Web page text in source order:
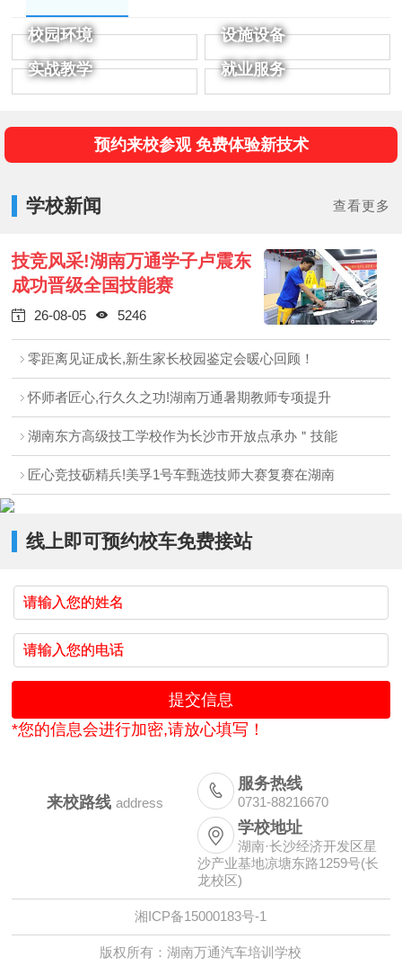
校园环境
设施设备
实战教学
就业服务
预约来校参观 免费体验新技术
学校新闻 查看更多
技竞风采!湖南万通学子卢震东
成功晋级全国技能赛
 26-08-05  5246
零距离见证成长,新生家长校园鉴定会暖心回顾！
怀师者匠心,行久久之功!湖南万通暑期教师专项提升
湖南东方高级技工学校作为长沙市开放点承办＂技能
匠心竞技砺精兵!美孚1号车甄选技师大赛复赛在湖南
线上即可预约校车免费接站
*您的信息会进行加密,请放心填写！
来校路线 address
 服务热线
0731-88216670
 学校地址
湖南·长沙经济开发区星
沙产业基地凉塘东路1259号(长
龙校区)
湘ICP备15000183号-1
版权所有：湖南万通汽车培训学校